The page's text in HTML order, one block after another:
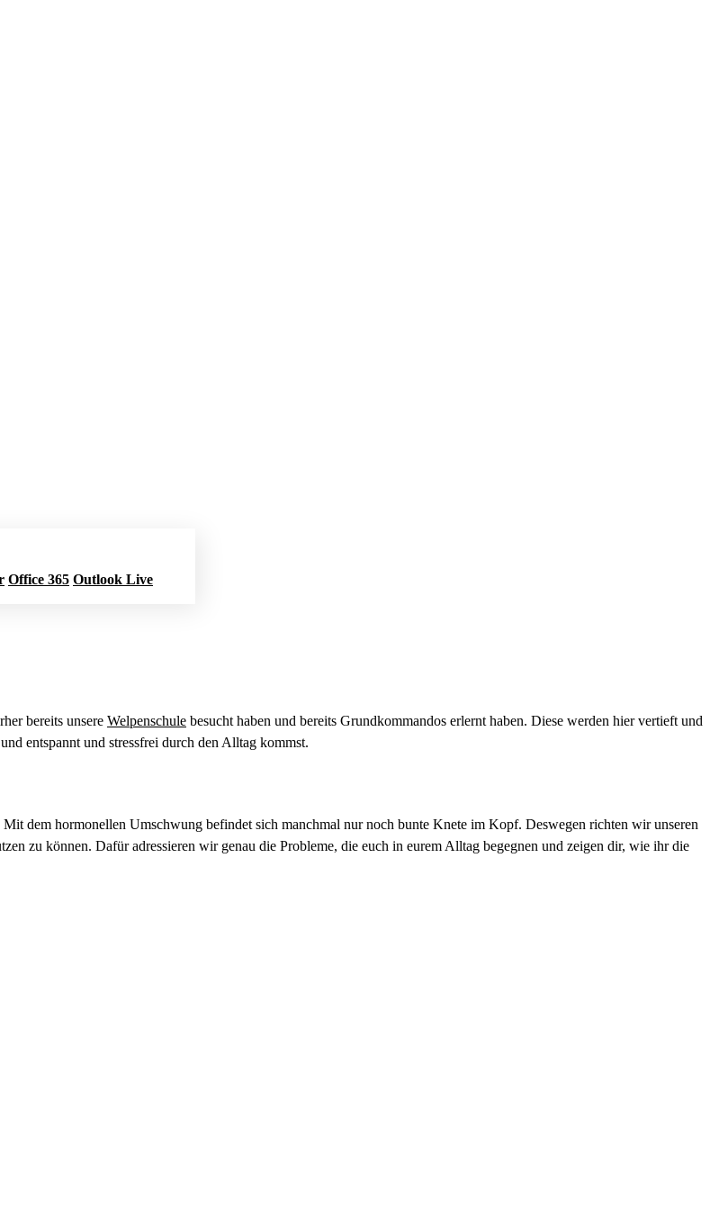
Office 365 Outlook Live
bereits unsere Welpenschule besucht haben und bereits Grundkommandos erlernt haben. Diese werden hier vertieft und
entspannt und stressfrei durch den Alltag kommst.
dem hormonellen Umschwung befindet sich manchmal nur noch bunte Knete im Kopf. Deswegen richten wir unseren
zu können. Dafür adressieren wir genau die Probleme, die euch in eurem Alltag begegnen und zeigen dir, wie ihr die